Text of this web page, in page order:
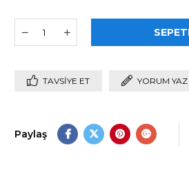
TAVSIYE ET YORUM YAZ
Paylaş